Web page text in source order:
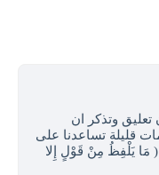
وتذكر ان
قليلة تساعدنا على
مَا يَلْفِظُ مِنْ قَوْلٍ إِلا